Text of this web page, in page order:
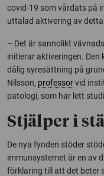
covid-19 som vårdats på
uttalad aktivering av
– Det är sannolikt
initierar aktiveringen.
dålig syresättning på
Nilsson, professorvid
patologi, som har lett
Stjälper i
De nya fynden stöder
immunsystemet är en av
förklaring till att det beter